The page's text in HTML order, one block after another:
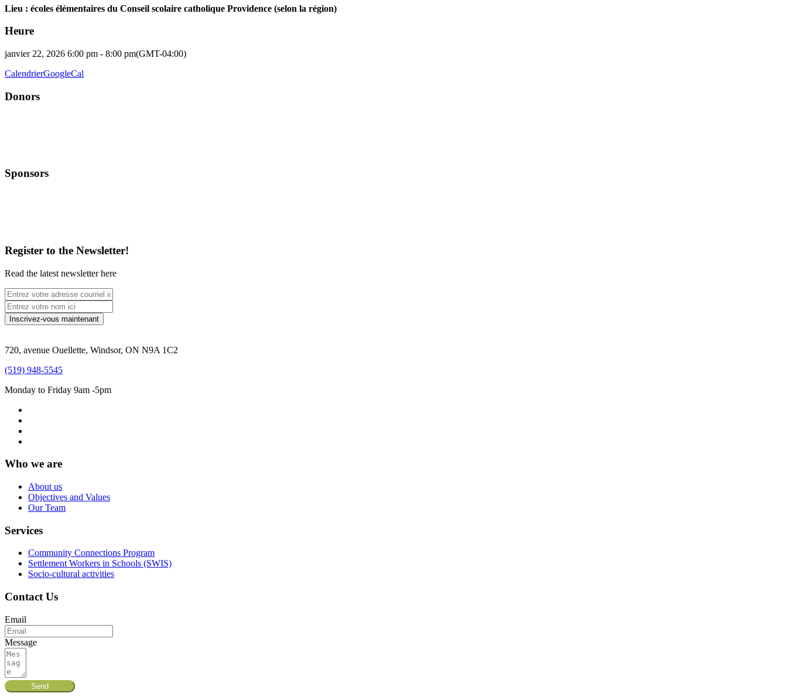
Lieu : écoles élémentaires du Conseil scolaire catholique Providence (selon la région)
Heure
janvier 22, 2026 6:00 pm - 8:00 pm(GMT-04:00)
CalendrierGoogleCal
Donors
Sponsors
Register to the Newsletter!
Read the latest newsletter here
720, avenue Ouellette, Windsor, ON N9A 1C2
(519) 948-5545
Monday to Friday 9am -5pm
Who we are
About us
Objectives and Values
Our Team
Services
Community Connections Program
Settlement Workers in Schools (SWIS)
Socio-cultural activities
Contact Us
Email
Message
Send